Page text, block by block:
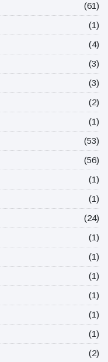
(61)
(1)
(4)
(3)
(3)
(2)
(1)
(53)
(56)
(1)
(1)
(24)
(1)
(1)
(1)
(1)
(1)
(1)
(2)